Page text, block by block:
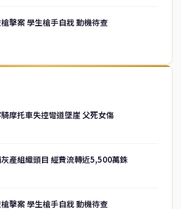
擊案 學生槍手自戕 動機待查
摩托車失控彎道墜崖 父死女傷
產組織頭目 經費流轉近5,500萬銖
擊案 學生槍手自戕 動機待查
是一家總部設於曼谷的中文新聞媒體，致力於
濟、華人社群與社會時事，為在泰華人讀者提
文新聞內容。
工商
↑ 回到頂端